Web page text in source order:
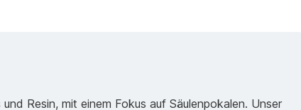
Resin, mit einem Fokus auf Säulenpokalen. Unser